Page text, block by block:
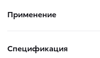
Применение
Спецификация